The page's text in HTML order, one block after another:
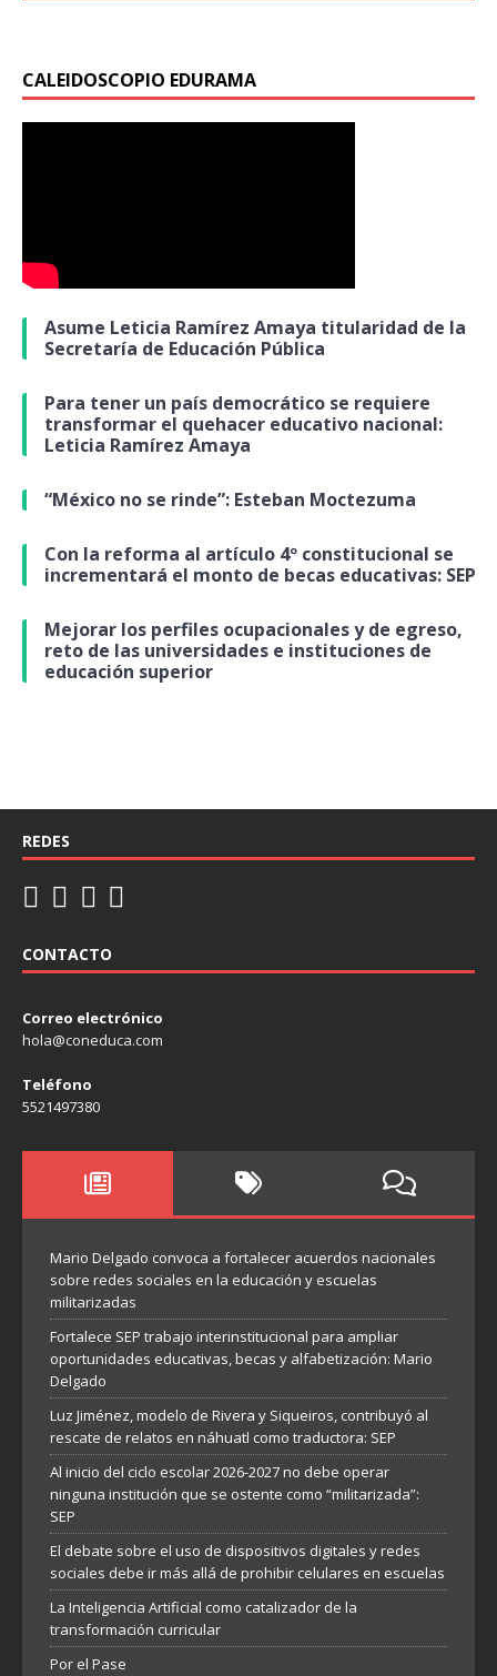
CALEIDOSCOPIO EDURAMA
Asume Leticia Ramírez Amaya titularidad de la
Secretaría de Educación Pública
Para tener un país democrático se requiere
transformar el quehacer educativo nacional:
Leticia Ramírez Amaya
“México no se rinde”: Esteban Moctezuma
Con la reforma al artículo 4º constitucional se
incrementará el monto de becas educativas: SEP
Mejorar los perfiles ocupacionales y de egreso,
reto de las universidades e instituciones de
educación superior
REDES
CONTACTO
Correo electrónico
hola@coneduca.com
Teléfono
5521497380
Mario Delgado convoca a fortalecer acuerdos nacionales
sobre redes sociales en la educación y escuelas
militarizadas
Fortalece SEP trabajo interinstitucional para ampliar
oportunidades educativas, becas y alfabetización: Mario
Delgado
Luz Jiménez, modelo de Rivera y Siqueiros, contribuyó al
rescate de relatos en náhuatl como traductora: SEP
Al inicio del ciclo escolar 2026-2027 no debe operar
ninguna institución que se ostente como “militarizada”:
SEP
El debate sobre el uso de dispositivos digitales y redes
sociales debe ir más allá de prohibir celulares en escuelas
La Inteligencia Artificial como catalizador de la
transformación curricular
Por el Pase